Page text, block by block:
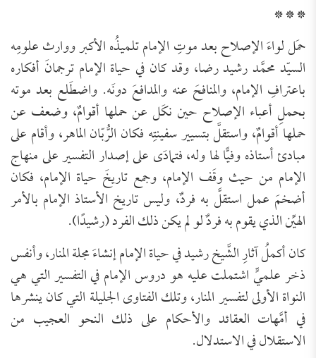
* * *
حمَل لواءَ الإصلاح بعد موتِ الإمام تلميذُه الأكبر ووارث علومِه
السيّد محمَّد رشيد رضا، وقد كان في حياة الإمام ترجمانَ أفكاره
باعترافِ الإمام، والمنافحَ عنه والمدافعَ دونَه. واضطَلع بعد موته
بحملِ أعباء الإصلاح حين نكَل عن حملها أقوامٌ، وضعف عن
حملها أقوامٌ، واستقلَّ بتسيير سفينتِه فكان الرُّبّان الماهر، وأقام على
مبادئ أستاذه وفيًّا لها وله، فتمادَى على إصدار التفسير على منهاج
الإمام من حيث وقَف الإمام، وجمع تاريخَ حياة الإمام، فكان
أضخمَ عمل استقلَّ به فردٌ، وليس تاريخ الأستاذ الإمام بالأمر
الهيِّن الذي يقوم به فردٌ لو لم يكن ذلك الفرد (رشيدًا).
كان أكملُ آثارِ الشَّيخ رشيد في حياة الإمام إنشاءَ مجلة المنار، وأنفس
ذخر علميٍّ اشتملت عليه هو دروس الإمام في التفسير التي هي
النواة الأولى لتفسير المنار، وتلك الفتاوى الجليلة التي كان ينشرها
في أمَّهات العقائد والأحكام على ذلك النحو العجيب من
الاستقلال في الاستدلال.